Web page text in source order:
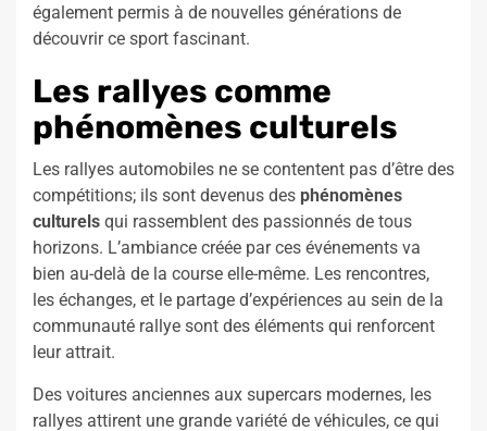
également permis à de nouvelles générations de
découvrir ce sport fascinant.
Les rallyes comme
phénomènes culturels
Les rallyes automobiles ne se contentent pas d’être des
compétitions; ils sont devenus des phénomènes
culturels qui rassemblent des passionnés de tous
horizons. L’ambiance créée par ces événements va
bien au-delà de la course elle-même. Les rencontres,
les échanges, et le partage d’expériences au sein de la
communauté rallye sont des éléments qui renforcent
leur attrait.
Des voitures anciennes aux supercars modernes, les
rallyes attirent une grande variété de véhicules, ce qui